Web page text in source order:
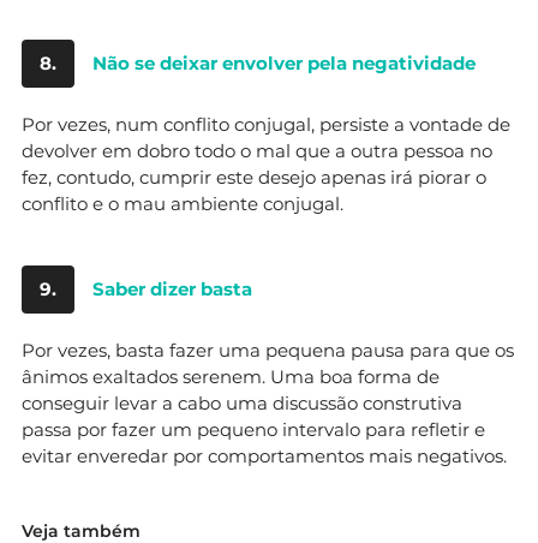
8. Não se deixar envolver pela negatividade
Por vezes, num conflito conjugal, persiste a vontade de
devolver em dobro todo o mal que a outra pessoa no
fez, contudo, cumprir este desejo apenas irá piorar o
conflito e o mau ambiente conjugal.
9. Saber dizer basta
Por vezes, basta fazer uma pequena pausa para que os
ânimos exaltados serenem. Uma boa forma de
conseguir levar a cabo uma discussão construtiva
passa por fazer um pequeno intervalo para refletir e
evitar enveredar por comportamentos mais negativos.
Veja também